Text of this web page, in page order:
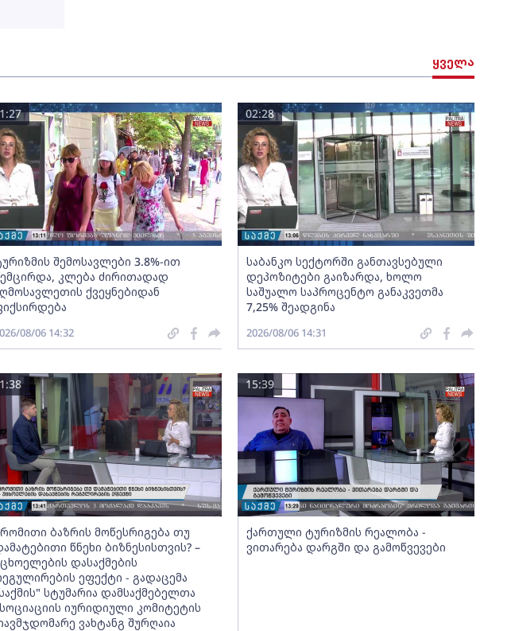
ყველა
შემოსავლები 3.8%-ით
კლება ძირითადად
ქვეყნებიდან
08/06 14:32
საბანკო სექტორში განთავსებული
დეპოზიტები გაიზარდა, ხოლო
საშუალო საპროცენტო განაკვეთმა
7,25% შეადგინა
02:28
2026/08/06 14:31
ბაზრის მოწესრიგება თუ
წნეხი ბიზნესისთვის? –
დასაქმების
ეფექტი - გადაცემა
სტუმარია დამსაქმებელთა
იურიდიული კომიტეტის
ვახტანგ შურღაია
ქართული ტურიზმის რეალობა -
ვითარება დარგში და გამოწვევები
15:39